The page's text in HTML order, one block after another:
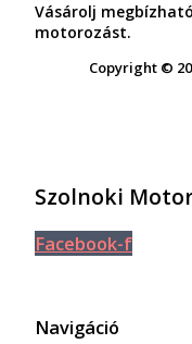
Vásárolj
motorozást.
Copyright ©
Szolnoki
Facebook-f
Navigáció